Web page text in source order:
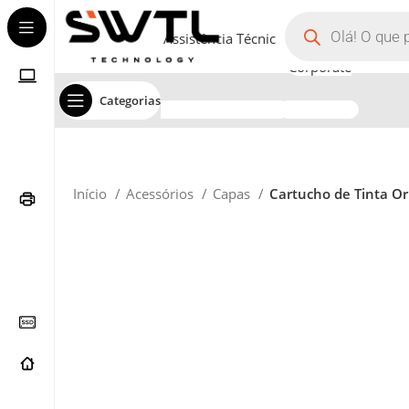
Categorias
Assistência Técnica
Corporate
Início Acessórios Capas Cartucho de Tinta